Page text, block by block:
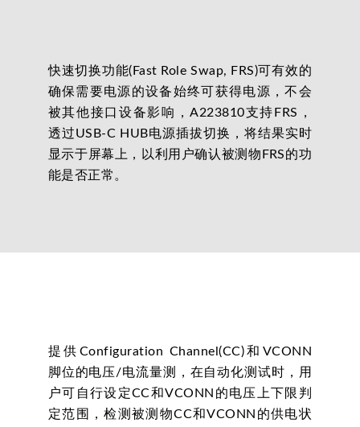
快速切换功能(Fast Role Swap, FRS)可有效的
确保需要电源的设备始终可获得电源，不会
被其他接口设备影响，A223810支持FRS，
透过USB-C HUB电源插拔切换，将结果实时
显示于屏幕上，以利用户确认被测物FRS的功
能是否正常。
提供Configuration Channel(CC)和VCONN
脚位的电压/电流量测，在自动化测试时，用
户可自行设定CC和VCONN的电压上下限判
定范围，检测被测物CC和VCONN的供电状